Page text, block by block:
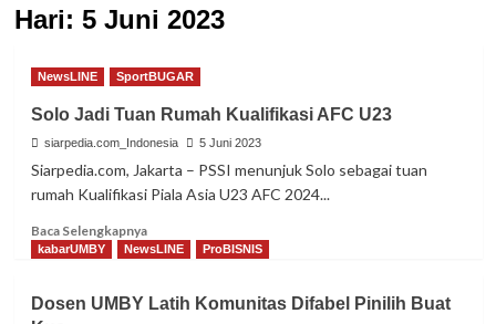
Hari: 5 Juni 2023
NewsLINE SportBUGAR
Solo Jadi Tuan Rumah Kualifikasi AFC U23
siarpedia.com_Indonesia 5 Juni 2023
Siarpedia.com, Jakarta – PSSI menunjuk Solo sebagai tuan
rumah Kualifikasi Piala Asia U23 AFC 2024...
Baca SelengkapnyaRead
more
Jadi
kabarUMBY NewsLINE ProBISNIS
Dosen UMBY Latih Komunitas Difabel Pinilih Buat